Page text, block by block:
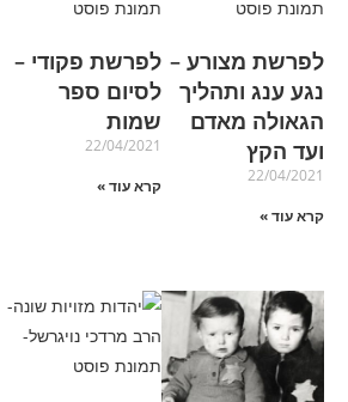
לפרשת מצורע –
נגע ענג ותהליך
הגאולה מאדם
ועד הקץ
22/04/2021
קרא עוד »
לפרשת פקודי –
לסיום ספר
שמות
22/04/2021
קרא עוד »